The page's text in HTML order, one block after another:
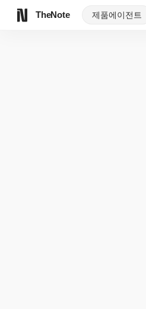
TheNote 제품에이전트